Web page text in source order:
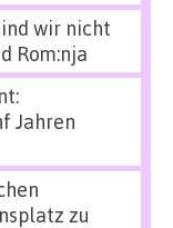
wir nicht
Rom:nja
Jahren
zu